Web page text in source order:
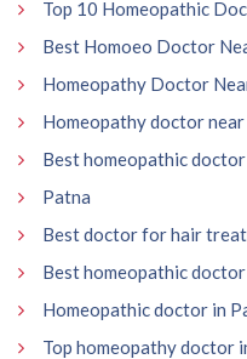
Top 10 Homeopathic
Best Homoeo Doctor
Homeopathy Doctor
Homeopathy doctor near
Best homeopathic
Patna
Best doctor for hair
Best homeopathic
Homeopathic doctor in
Top homeopathy doctor